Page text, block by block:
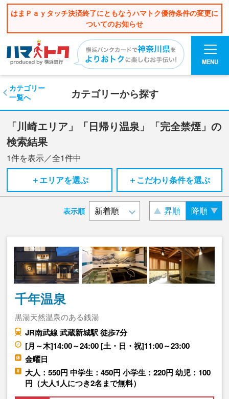
はまＰａｙタッチ決済終了にともなうハマトク優待条件の変更に
ついてのお知らせ
MENU
カテゴリーから探す
カテゴリー
一覧へ
「川崎エリア」「日帰り温泉」「完全禁煙」の
検索結果
1件を表示／全1件中
＋エリアを選ぶ
＋こだわり条件を選ぶ
表示順 昇順 降順
千年温泉
黒湯天然温泉のある銭湯
JR南武線 武蔵新城駅 徒歩7分
[月～木]14:00～24:00 [土・日・祝]11:00～23:00
金曜日
大人：550円 中学生：450円 小学生：220円 幼児：100
円（大人1人につき2名まで無料）